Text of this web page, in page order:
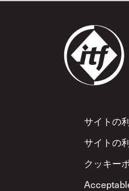
Footer
サイトの
サイトの
クッキー